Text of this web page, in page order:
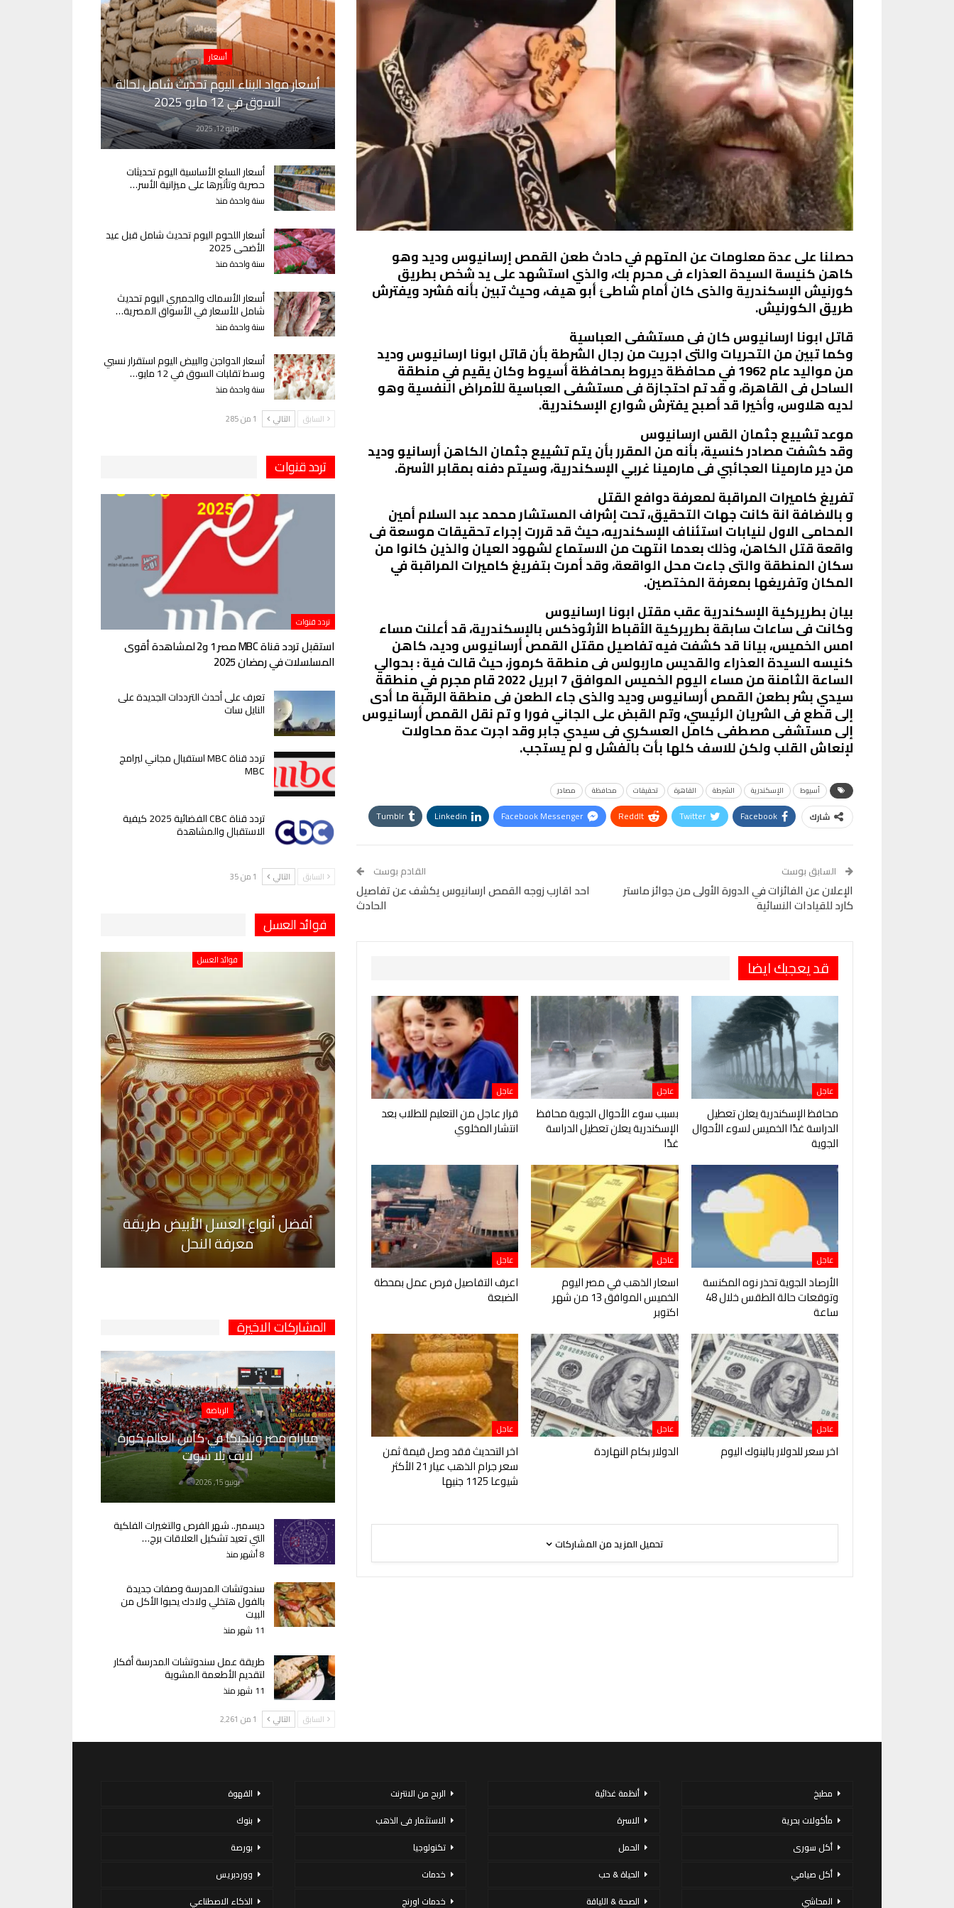
حصلنا على عدة معلومات عن المتهم في حادث طعن القمص إرسانيوس وديد وهو
كاهن كنيسة السيدة العذراء فى محرم بك، والذي استشهد على يد شخص بطريق
كورنيش الإسكندرية والذى كان أمام شاطئ أبو هيف، وحيث تبين بأنه مُشرد ويفترش
طريق الكورنيش.
قاتل ابونا ارسانيوس كان فى مستشفى العباسية
وكما تبين من التحريات والتى اجريت من رجال الشرطة بأن قاتل ابونا ارسانيوس وديد
من مواليد عام 1962 في محافظة ديروط بمحافظة أسيوط وكان يقيم في منطقة
الساحل فى القاهرة، و قد تم احتجازة فى مستشفى العباسية للأمراض النفسية وهو
لديه هلاوس، وأخيرا قد أصبح يفترش شوارع الإسكندرية.
موعد تشييع جثمان القس ارسانيوس
وقد كشفت مصادر كنسية، بأنه من المقرر بأن يتم تشييع جثمان الكاهن أرسانيو وديد
من دير مارمينا العجائبي فى مارمينا غربي الإسكندرية، وسيتم دفنه بمقابر الأسرة.
تفريغ كاميرات المراقبة لمعرفة دوافع القتل
و بالاضافة انة كانت جهات التحقيق، تحت إشراف المستشار محمد عبد السلام أمين
المحامى الاول لنيابات استئناف الإسكندريه، حيث قد قررت إجراء تحقيقات موسعة فى
واقعة قتل الكاهن، وذلك بعدما انتهت من الاستماع لشهود العيان والذين كانوا من
سكان المنطقة والتى جاءت محل الواقعة، وقد أمرت بتفريغ كاميرات المراقبة في
المكان وتفريغها بمعرفة المختصين.
بيان بطريركية الإسكندرية عقب مقتل ابونا ارسانيوس
وكانت فى ساعات سابقة بطريركية الأقباط الأرثوذكس بالإسكندرية، قد أعلنت مساء
امس الخميس، بيانا قد كشفت فيه تفاصيل مقتل القمص أرسانيوس وديد، كاهن
كنيسه السيدة العذراء والقديس ماربولس فى منطقة كرموز، حيث قالت فية : بحوالي
الساعة الثامنة من مساء اليوم الخميس الموافق 7 ابريل 2022 قام مجرم في منطقة
سيدي بشر بطعن القمص أرسانيوس وديد والذى جاء الطعن فى منطقة الرقبة ما أدى
إلى قطع فى الشريان الرئيسي، وتم القبض على الجاني فورا و تم نقل القمص أرسانيوس
إلى مستشفى مصطفى كامل العسكري فى سيدي جابر وقد اجرت عدة محاولات
لإنعاش القلب ولكن للاسف كلها بأت بالفشل و لم يستجب.
أسيوط الإسكندرية الشرطة القاهرة تحقيقات محافظة مصادر
شارك Facebook
Twitter
ReddIt
Facebook Messenger
Linkedin
Tumblr
OK.ru
السابق بوست
الإعلان عن الفائزات في الدورة الأولى من جوائز ماستر
كارد للقيادات النسائية
القادم بوست
احد اقارب زوجه القمص ارسانيوس يكشف عن تفاصيل
الحادث
قد يعجبك ايضا
عاجل
محافظ الإسكندرية يعلن تعطيل
الدراسة غدًا الخميس لسوء الأحوال
الجوية
عاجل
بسبب سوء الأحوال الجوية محافظ
الإسكندرية يعلن تعطيل الدراسة
غدًا
عاجل
قرار عاجل من التعليم للطلاب بعد
انتشار المخلوي
عاجل
الأرصاد الجوية تحذر نوه المكنسة
وتوقعات حالة الطقس خلال 48
ساعة
عاجل
اسعار الذهب في مصر اليوم
الخميس الموافق 13 من شهر
اكتوبر
عاجل
اعرف التفاصيل فرص عمل بمحطة
الضبعة
عاجل
اخر سعر للدولار بالبنوك اليوم
عاجل
الدولار بكام النهاردة
عاجل
اخر التحديث فقد وصل قيمة ثمن
سعر جرام الذهب عيار 21 الأكثر
شيوعا 1125 جنيها
تحميل المزيد من المشاركات
أسعار
أسعار مواد البناء اليوم تحديث شامل لحالة
السوق في 12 مايو 2025
مايو 12, 2025
أسعار السلع الأساسية اليوم تحديثات
حصرية وتأثيرها على ميزانية الأسر…
سنة واحدة منذ
أسعار اللحوم اليوم تحديث شامل قبل عيد
الأضحى 2025
سنة واحدة منذ
أسعار الأسماك والجمبري اليوم تحديث
شامل للأسعار في الأسواق المصرية…
سنة واحدة منذ
أسعار الدواجن والبيض اليوم استقرار نسبي
وسط تقلبات السوق في 12 مايو…
سنة واحدة منذ
السابق التالي 1 من 285
تردد قنوات
تردد قنوات
استقبل تردد قناة MBC مصر 1 و2 لمشاهدة أقوى
المسلسلات في رمضان 2025
تعرف على أحدث الترددات الجديدة على
النايل سات
تردد قناة MBC استقبال مجاني لبرامج
MBC
تردد قناة CBC الفضائية 2025 كيفية
الاستقبال والمشاهدة
السابق التالي 1 من 35
فوائد العسل
فوائد العسل
أفضل أنواع العسل الأبيض طريقة
معرفة النحل
المشاركات الاخيرة
الرياضة
مباراة مصر وبلجيكا في كأس العالم كورة
لايف يلا شوت
يونيو 15, 2026
ديسمبر.. شهر الفرص والتغيرات الفلكية
التي تعيد تشكيل العلاقات برج…
8 أشهر منذ
سندوتشات المدرسة وصفات جديدة
بالفول هتخلي ولادك يحبوا الأكل من
البيت
11 شهر منذ
طريقة عمل سندوتشات المدرسة أفكار
لتقديم الأطعمة المشوية
11 شهر منذ
السابق التالي 1 من 2٬261
مطبخ
مأكولات بحرية
أكل سورى
أكل صيامي
المحاشي
أنظمة غذائية
الاسرة
الحمل
الحياة & حب
الصحة & اللياقة
الربح من الانترنت
الاستثمار فى الذهب
تكنولوجيا
خدمات
خدمات اورنج
القهوة
بنوك
بورصة
ووردبريس
الذكاء الاصطناعي